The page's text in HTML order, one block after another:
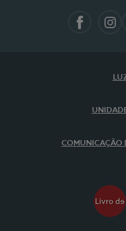
COMUNICAÇÃO